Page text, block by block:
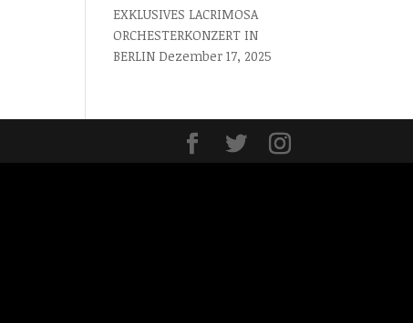
EXKLUSIVES LACRIMOSA
ORCHESTERKONZERT IN
BERLIN Dezember 17, 2025